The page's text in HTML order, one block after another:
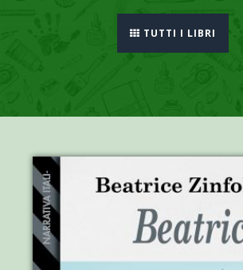
TUTTI I LIBRI